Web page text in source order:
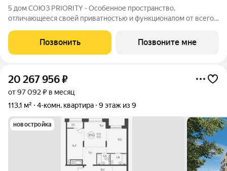
5 дом СОЮЗ PRIORITY - Особенное пространство,
отличающееся своей приватностью и функционалом от всего
предпочитает более камерный формат жилья чувствовал себя
дома. Дом, обладающий потрясающими
Позвонить Позвоните мне
20 267 956₽
от 97 092 ₽ в месяц
113,1 м²
4-комн. квартира 9 этаж из 9
новостройка